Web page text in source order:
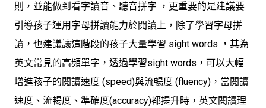
則，並能做到看字讀音、聽音拼字 ，更重要的是建議要
引導孩子運用字母拼讀能力於閱讀上，除了學習字母拼
讀，也建議讓這階段的孩子大量學習 sight words ，其為
英文常見的高頻單字，透過學習sight words，可以大幅
增進孩子的閱讀速度 (speed)與流暢度 (fluency)，當閱讀
速度、流暢度、準確度(accuracy)都提升時，英文閱讀理